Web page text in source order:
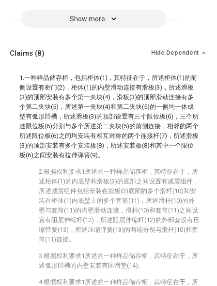
Show more
Claims (8) Hide Dependent
1.一种样品储存柜，包括柜体(1)，其特征在于，所述柜体(1)的前
侧设置有柜门(2)，柜体(1)的内壁滑动连接有滑板(3)，所述滑板
(3)的顶部安装有多个第一夹块(4)，滑板(3)的顶部滑动连接有多
个第二夹块(5)，所述第一夹块(4)和第二夹块(5)的一侧均一体成
型有弧形凹槽，所述滑板(3)的顶部设置有三个限位板(6)，三个所
述限位板(6)分别与多个所述第二夹块(5)的前侧连接，相邻的两个
所述限位板(6)之间均安装有相互对称的两个连接杆(7)，所述滑板
(3)的顶部安装有多个安装板(8)，所述安装板(8)和其中一个限位
板(6)之间安装有拉伸弹簧(9)。
2.根据权利要求1所述的一种样品储存柜，其特征在于，所
述柜体(1)的内底壁和滑板(3)的底部之间设置有减震组件，
所述减震组件包括安装在滑板(3)底部的多个滑杆(10)和安
装在柜体(1)内底壁上的多个套筒(11)，所述滑杆(10)的外
壁与套筒(11)的内壁滑动连接，滑杆(10)和套筒(11)之间设
置有阻尼伸缩杆(12)，所述阻尼伸缩杆(12)的外部套设有压
缩弹簧(13)，所述压缩弹簧(13)的两端分别与滑杆(10)和套
筒(11)连接。
3.根据权利要求1所述的一种样品储存柜，其特征在于，所
述弧形凹槽的内壁安装有防滑垫(14)。
4.根据权利要求1所述的一种样品储存柜，其特征在于，所